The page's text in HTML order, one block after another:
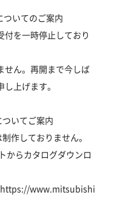
ついてのご案内
付を一時停止しており
せん。再開まで今しば
上げます。
ついてご案内
作しておりません。
からカタログダウンロ
https://www.mitsubishi